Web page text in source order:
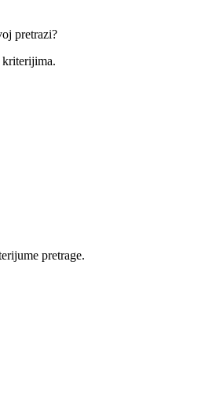
pretrazi?
pretrage.